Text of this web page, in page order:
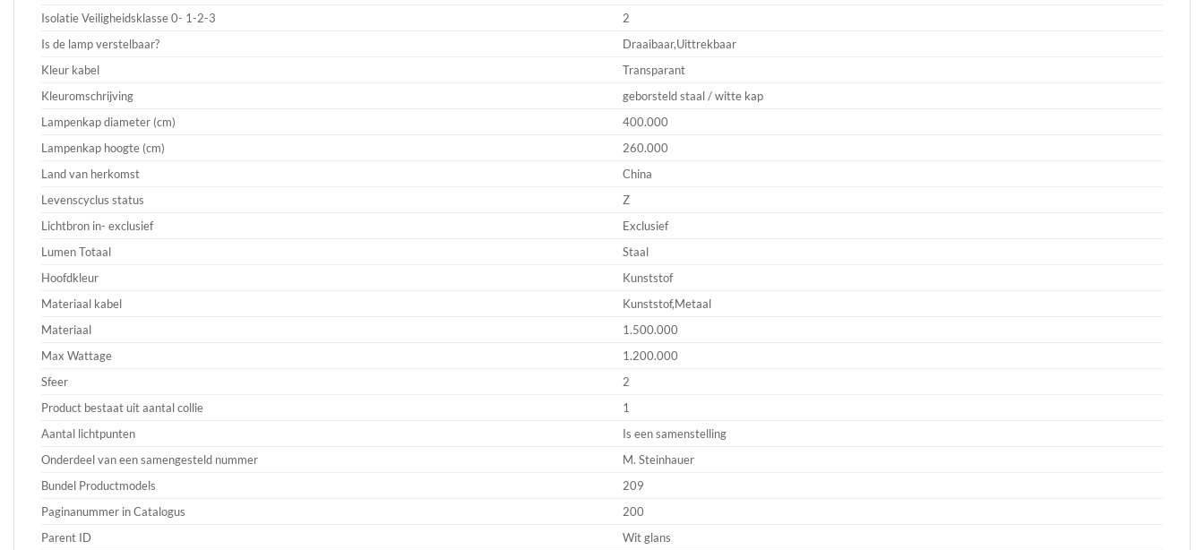
Isolatie Veiligheidsklasse 0- 1-2-3
2
Is de lamp verstelbaar?
Draaibaar,Uittrekbaar
Kleur kabel
Transparant
Kleuromschrijving
geborsteld staal / witte kap
Lampenkap diameter (cm)
400.000
Lampenkap hoogte (cm)
260.000
Land van herkomst
China
Levenscyclus status
Z
Lichtbron in- exclusief
Exclusief
Lumen Totaal
Staal
Hoofdkleur
Kunststof
Materiaal kabel
Kunststof,Metaal
Materiaal
1.500.000
Max Wattage
1.200.000
Sfeer
2
Product bestaat uit aantal collie
1
Aantal lichtpunten
Is een samenstelling
Onderdeel van een samengesteld nummer
M. Steinhauer
Bundel Productmodels
209
Paginanummer in Catalogus
200
Parent ID
Wit glans